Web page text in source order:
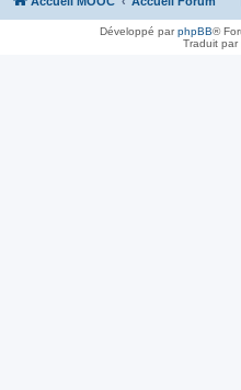
Développé parphpBB®
Traduit par